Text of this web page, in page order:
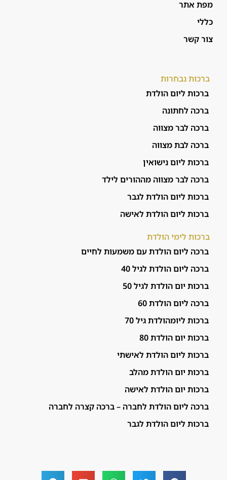
מפת אתר
כללי
צור קשר
ברכות נבחרות
ברכות ליום הולדת
ברכה לחתונה
ברכה לבר מצווה
ברכה לבת מצווה
ברכות ליום נישואין
ברכה לבר מצווה מההורים לילד
ברכות ליום הולדת לגבר
ברכות ליום הולדת לאישה
ברכות לימי הולדת
ברכה ליום הולדת עם משמעות לחיים
ברכה ליום הולדת לגיל 40
ברכות יום הולדת לגיל 50
ברכה ליום הולדת 60
ברכות ליומהולדת גיל 70
ברכות יום הולדת 80
ברכות ליום הולדת לאישתי
ברכות יום הולדת מהלב
ברכות יום הולדת לאישה
ברכה ליום הולדת לחברה – ברכה קצרה לחברה
ברכות ליום הולדת לגבר